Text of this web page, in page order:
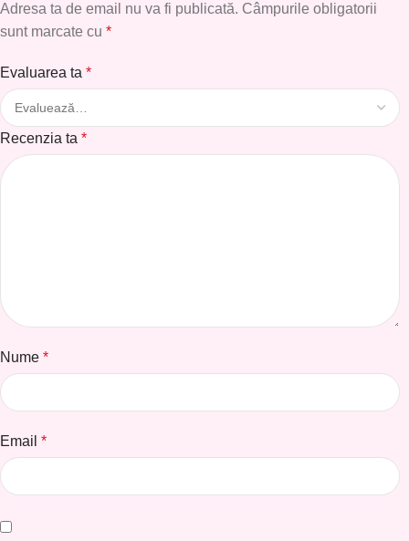
Adresa ta de email nu va fi publicată. Câmpurile obligatorii
sunt marcate cu *
Evaluarea ta *
Recenzia ta *
Nume *
Email *